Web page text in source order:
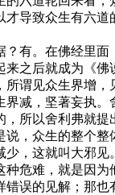
才导致众生有六
。在佛经里面
之后就成为《
见众生界增，
减，坚著妄执
以舍利弗就提
说，众生的整个
少，这就叫大邪
种危难，就是因
错误的见解；那